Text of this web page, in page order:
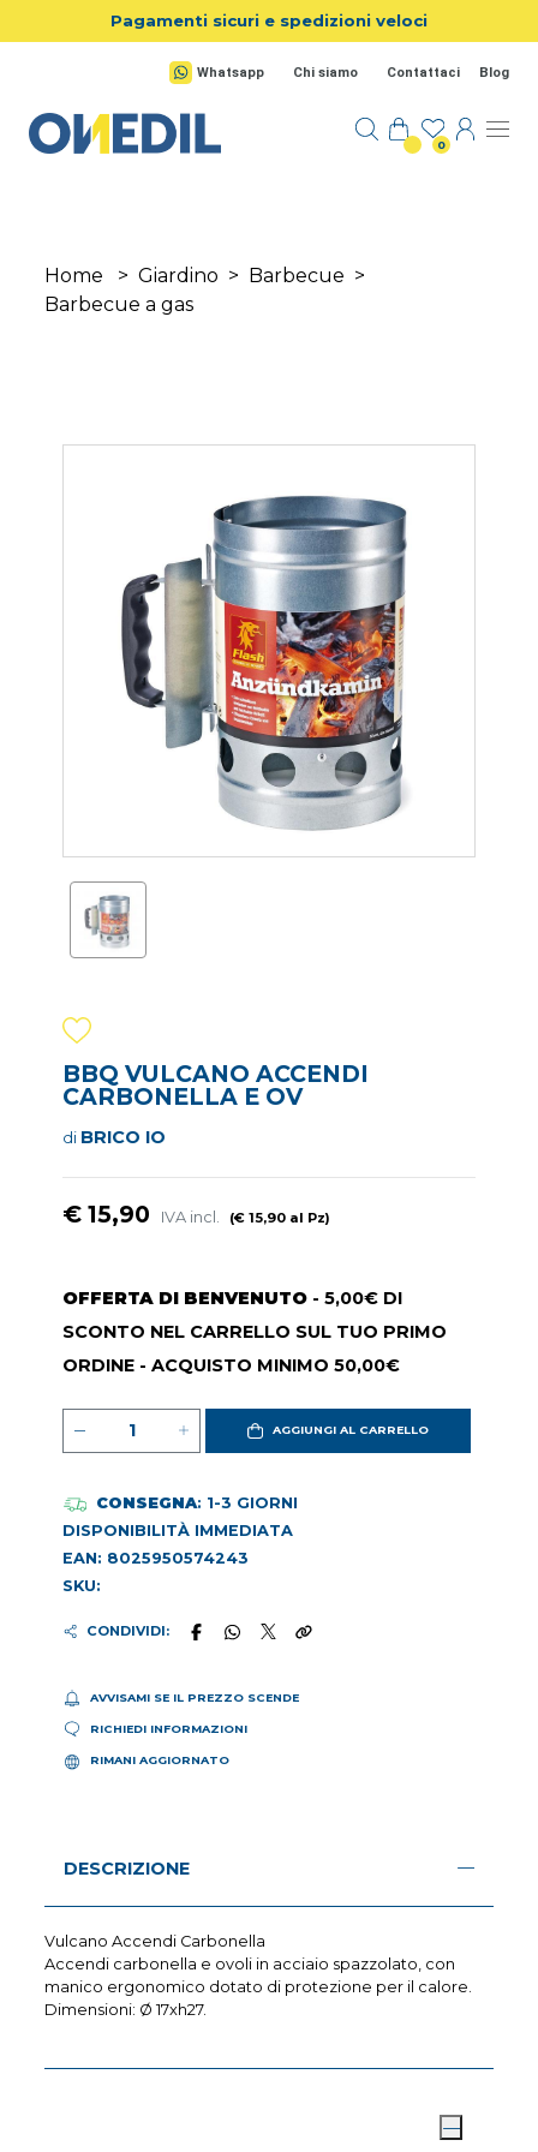
Salta al contenuto principale
Pagamenti sicuri e spedizioni veloci
Whatsapp Chi siamo Contattaci Blog
0
Home > Giardino > Barbecue >
Barbecue a gas
BBQ VULCANO ACCENDI
CARBONELLA E OV
di BRICO IO
€ 15,90 IVA incl. (€ 15,90 al Pz)
OFFERTA DI BENVENUTO - 5,00€ DI
SCONTO NEL CARRELLO SUL TUO PRIMO
ORDINE - ACQUISTO MINIMO 50,00€
AGGIUNGI AL CARRELLO
CONSEGNA: 1-3 GIORNI
DISPONIBILITÀ IMMEDIATA
EAN: 8025950574243
SKU:
CONDIVIDI:
AVVISAMI SE IL PREZZO SCENDE
RICHIEDI INFORMAZIONI
RIMANI AGGIORNATO
DESCRIZIONE
Vulcano Accendi Carbonella
Accendi carbonella e ovoli in acciaio spazzolato, con
manico ergonomico dotato di protezione per il calore.
Dimensioni: Ø 17xh27.